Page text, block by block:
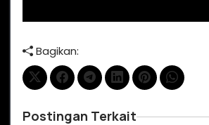
Bagikan:
Postingan Terkait